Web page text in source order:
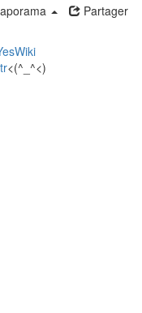
Partager
<(^_^<)